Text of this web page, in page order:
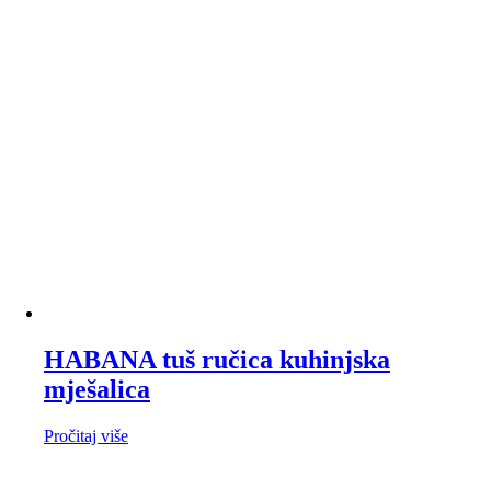
HABANA tuš ručica kuhinjska
mješalica
Pročitaj više